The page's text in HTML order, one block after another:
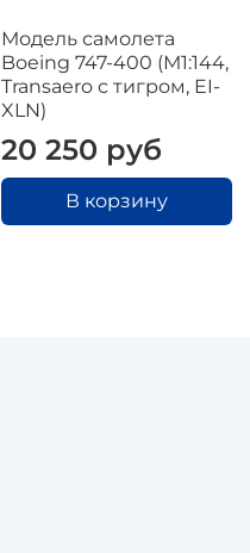
Модель самолета
Boeing 747-400 (М1:144,
Transaero с тигром, EI-
XLN)
20 250 руб
В корзину